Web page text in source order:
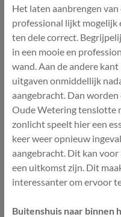
Het laten aanbrengen
professional lijkt mogelijk
ten dele correct.
in een mooie en
wand. Aan de andere
uitgaven onmiddellijk
aangebracht. Dan
Oude Wetering tenslotte
zonlicht speelt hier een
keer weer opnieuw
aangebracht. Dit kan
een uitkomst zijn. Dit
interessanter om ervoor
Buitenshuis naar binnen